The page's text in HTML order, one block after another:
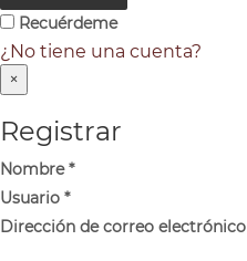
Recuérdeme
¿No tiene una cuenta?
×
Registrar
Nombre*
Usuario *
Dirección de correo electrónico